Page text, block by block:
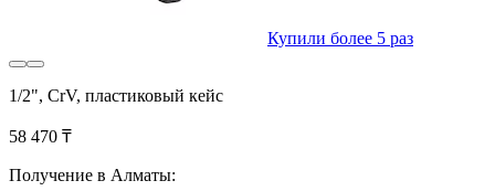
Купили более 5 раз
1/2", CrV, пластиковый кейс
58 470 ₸
Получение в Алматы: